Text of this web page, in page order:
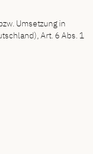
Umsetzung in
Art. 6 Abs. 1